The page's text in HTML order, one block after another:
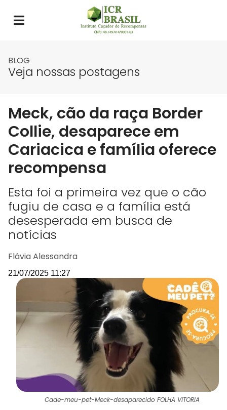
BLOG
Veja nossas postagens
Meck, cão da raça Border
Collie, desaparece em
Cariacica e família oferece
recompensa
Esta foi a primeira vez que o cão
fugiu de casa e a família está
desesperada em busca de
notícias
Flávia Alessandra
21/07/2025 11:27
Cade-meu-pet-Meck-desaparecido FOLHA VITORIA